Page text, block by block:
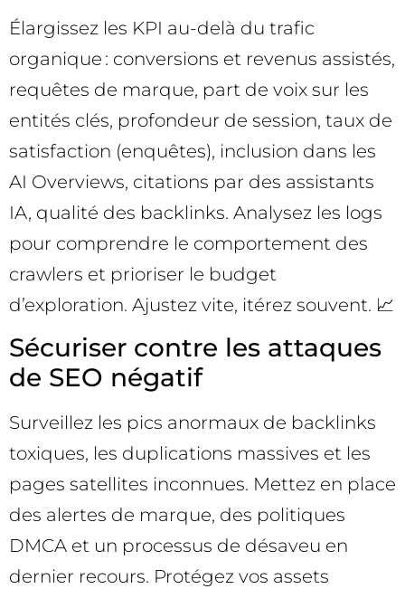
Élargissez les KPI au-delà du trafic
organique : conversions et revenus assistés,
requêtes de marque, part de voix sur les
entités clés, profondeur de session, taux de
satisfaction (enquêtes), inclusion dans les
AI Overviews, citations par des assistants
IA, qualité des backlinks. Analysez les logs
pour comprendre le comportement des
crawlers et prioriser le budget
d’exploration. Ajustez vite, itérez souvent. 📈
Sécuriser contre les attaques
de SEO négatif
Surveillez les pics anormaux de backlinks
toxiques, les duplications massives et les
pages satellites inconnues. Mettez en place
des alertes de marque, des politiques
DMCA et un processus de désaveu en
dernier recours. Protégez vos assets